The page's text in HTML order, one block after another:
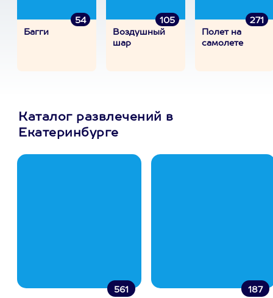
54
Багги
105
Воздушный
шар
271
Полет на
самолете
Каталог развлечений в
Екатеринбурге
561 187